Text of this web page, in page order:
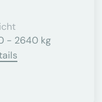
- 2640 kg